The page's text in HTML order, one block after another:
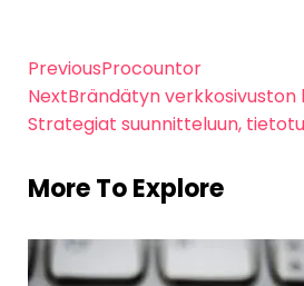
PreviousProcountor
NextBrändätyn verkkosivuston
Strategiat suunnitteluun,
More To Explore